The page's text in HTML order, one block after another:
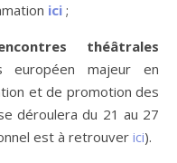
ici ;
théâtrales
européen majeur en
et de promotion des
déroulera du 21 au 27
est à retrouver ici).